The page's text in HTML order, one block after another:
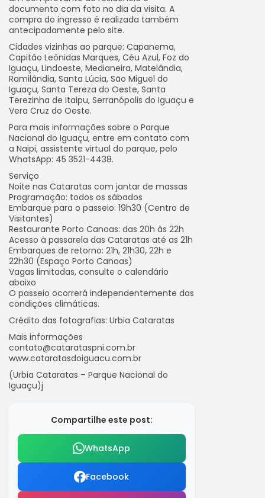
documento com foto no dia da visita. A
compra do ingresso é realizada também
antecipadamente pelo site.
Cidades vizinhas ao parque: Capanema,
Capitão Leônidas Marques, Céu Azul, Foz do
Iguaçu, Lindoeste, Medianeira, Matelândia,
Ramilândia, Santa Lúcia, São Miguel do
Iguaçu, Santa Tereza do Oeste, Santa
Terezinha de Itaipu, Serranópolis do Iguaçu e
Vera Cruz do Oeste.
Para mais informações sobre o Parque
Nacional do Iguaçu, entre em contato com
a Naipi, assistente virtual do parque, pelo
WhatsApp: 45 3521-4438.
Serviço
Noite nas Cataratas com jantar de massas
Programação: todos os sábados
Embarque para o passeio: 19h30 (Centro de
Visitantes)
Restaurante Porto Canoas: das 20h às 22h
Acesso à passarela das Cataratas até as 21h
Embarques de retorno: 21h, 21h30, 22h e
22h30 (Espaço Porto Canoas)
Vagas limitadas, consulte o calendário
abaixo
O passeio ocorrerá independentemente das
condições climáticas.
Crédito das fotografias: Urbia Cataratas
Mais informações
contato@catarataspni.com.br
www.cataratasdoiguacu.com.br
(Urbia Cataratas – Parque Nacional do
Iguaçu)j
Compartilhe este post:
WhatsApp
Facebook